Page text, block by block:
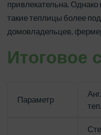
привлекательна.
такие теплицы более
домовладельцев,
Итоговое
Параметр